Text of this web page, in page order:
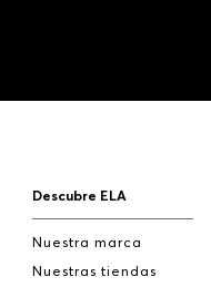
Descubre ELA
Nuestra marca
Nuestras tiendas